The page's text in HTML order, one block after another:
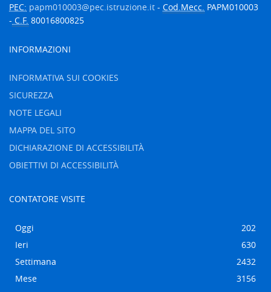
PEC: papm010003@pec.istruzione.it - Cod.Mecc. PAPM010003
- C.F. 80016800825
INFORMAZIONI
INFORMATIVA SUI COOKIES
SICUREZZA
NOTE LEGALI
MAPPA DEL SITO
DICHIARAZIONE DI ACCESSIBILITÀ
OBIETTIVI DI ACCESSIBILITÀ
CONTATORE VISITE
Oggi
202
Ieri
630
Settimana
2432
Mese
3156